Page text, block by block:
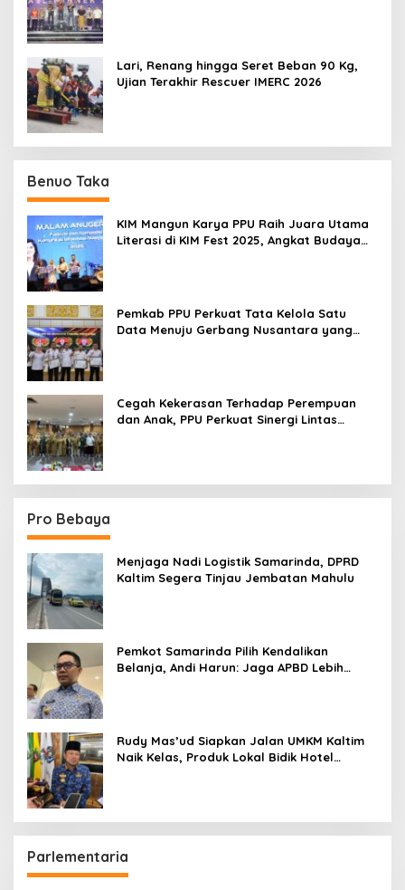
Lari, Renang hingga Seret Beban 90 Kg,
Ujian Terakhir Rescuer IMERC 2026
Benuo Taka
KIM Mangun Karya PPU Raih Juara Utama
Literasi di KIM Fest 2025, Angkat Budaya
Pemkab PPU Perkuat Tata Kelola Satu
Data Menuju Gerbang Nusantara yang
Cegah Kekerasan Terhadap Perempuan
dan Anak, PPU Perkuat Sinergi Lintas
Pro Bebaya
Menjaga Nadi Logistik Samarinda, DPRD
Kaltim Segera Tinjau Jembatan Mahulu
Pemkot Samarinda Pilih Kendalikan
Belanja, Andi Harun: Jaga APBD Lebih
Rudy Mas’ud Siapkan Jalan UMKM Kaltim
Naik Kelas, Produk Lokal Bidik Hotel
Parlementaria